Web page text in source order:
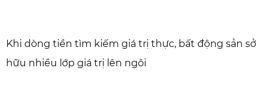
Khi dòng tiền tìm kiếm giá trị thực, bất động sản sở
hữu nhiều lớp giá trị lên ngôi